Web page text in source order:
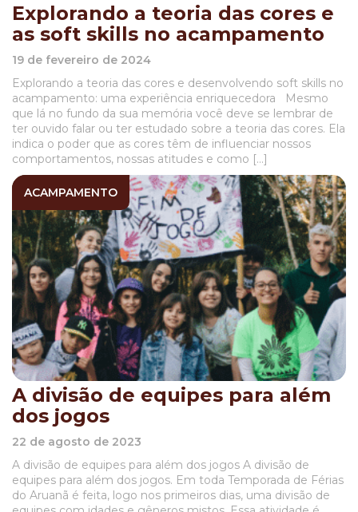
Explorando a teoria das cores e
as soft skills no acampamento
19 de fevereiro de 2024
Explorando a teoria das cores e desenvolvendo soft skills no
acampamento: uma experiência enriquecedora Mesmo
que lá no fundo da sua memória você deve se lembrar de
ter ouvido falar ou ter estudado sobre a teoria das cores. Ela
indica o poder que as cores têm de influenciar nossos
comportamentos, nossas atitudes e como […]
ACAMPAMENTO
A divisão de equipes para além
dos jogos
22 de agosto de 2023
A divisão de equipes para além dos jogos A divisão de
equipes para além dos jogos. Em toda Temporada de Férias
do Aruanã é feita, logo nos primeiros dias, uma divisão de